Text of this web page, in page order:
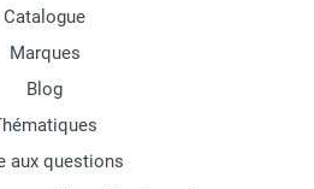
Catalogue
Marques
Blog
aux questions